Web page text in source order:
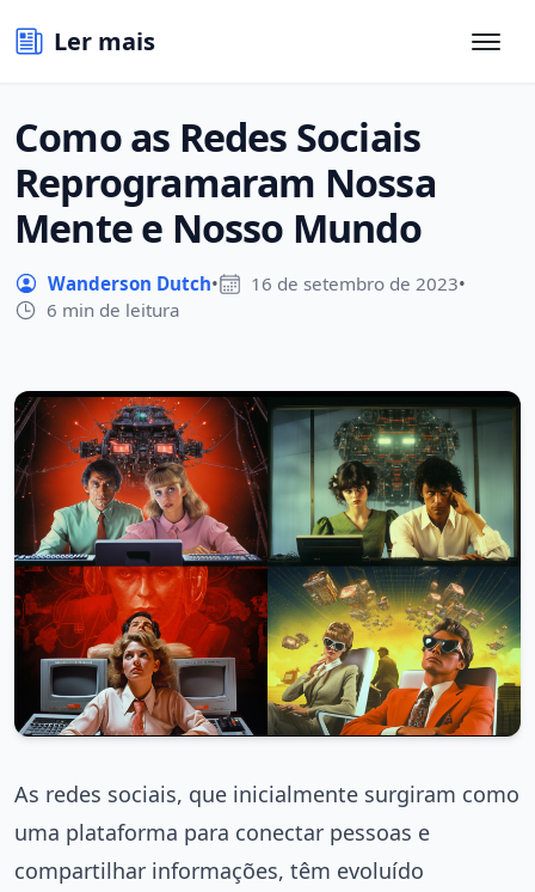
Ler mais
Como as Redes Sociais
Reprogramaram Nossa
Mente e Nosso Mundo
Wanderson Dutch• 16 de setembro de 2023•
6 min de leitura
As redes sociais, que inicialmente surgiram como
uma plataforma para conectar pessoas e
compartilhar informações, têm evoluído